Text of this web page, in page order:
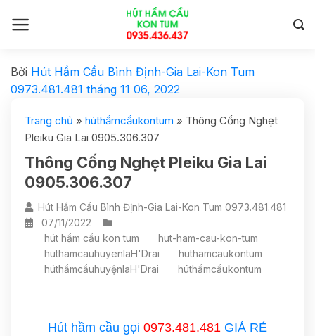
Bởi Hút Hầm Cầu Bình Định-Gia Lai-Kon Tum
0973.481.481 tháng 11 06, 2022
Trang chủ » húthầmcầukontum » Thông Cống Nghẹt
Pleiku Gia Lai 0905.306.307
Thông Cống Nghẹt Pleiku Gia Lai
0905.306.307
Hút Hầm Cầu Bình Định-Gia Lai-Kon Tum 0973.481.481
07/11/2022
hút hầm cầu kon tum
hut-ham-cau-kon-tum
huthamcauhuyenIaH'Drai
huthamcaukontum
húthầmcầuhuyệnIaH'Drai
húthầmcầukontum
Hút hầm cầu gọi 0973.481.481 GIÁ RẺ